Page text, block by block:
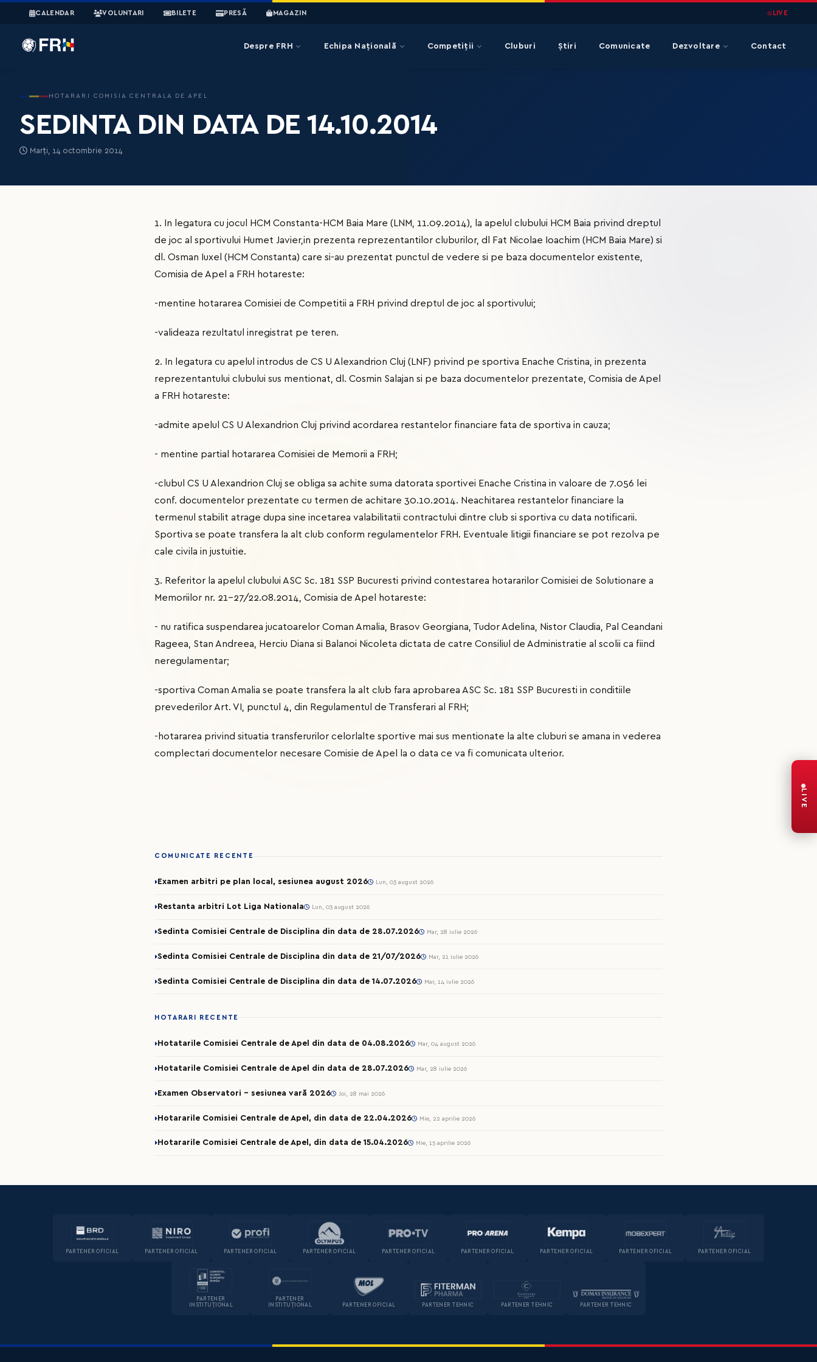
CALENDAR VOLUNTARI BILETE PRESĂ MAGAZIN LIVE
Despre FRH Echipa Națională Competiții Cluburi Știri Comunicate Dezvoltare Contact
HOTARARI COMISIA CENTRALA DE APEL
SEDINTA DIN DATA DE 14.10.2014
Marți, 14 octombrie 2014
1. In legatura cu jocul HCM Constanta-HCM Baia Mare (LNM, 11.09.2014), la apelul clubului HCM Baia privind dreptul
de joc al sportivului Humet Javier,in prezenta reprezentantilor cluburilor, dl Fat Nicolae Ioachim (HCM Baia Mare) si
dl. Osman Iuxel (HCM Constanta) care si-au prezentat punctul de vedere si pe baza documentelor existente,
Comisia de Apel a FRH hotareste:
-mentine hotararea Comisiei de Competitii a FRH privind dreptul de joc al sportivului;
-valideaza rezultatul inregistrat pe teren.
2. In legatura cu apelul introdus de CS U Alexandrion Cluj (LNF) privind pe sportiva Enache Cristina, in prezenta
reprezentantului clubului sus mentionat, dl. Cosmin Salajan si pe baza documentelor prezentate, Comisia de Apel
a FRH hotareste:
-admite apelul CS U Alexandrion Cluj privind acordarea restantelor financiare fata de sportiva in cauza;
- mentine partial hotararea Comisiei de Memorii a FRH;
-clubul CS U Alexandrion Cluj se obliga sa achite suma datorata sportivei Enache Cristina in valoare de 7.056 lei
conf. documentelor prezentate cu termen de achitare 30.10.2014. Neachitarea restantelor financiare la
termenul stabilit atrage dupa sine incetarea valabilitatii contractului dintre club si sportiva cu data notificarii.
Sportiva se poate transfera la alt club conform regulamentelor FRH. Eventuale litigii financiare se pot rezolva pe
cale civila in justuitie.
3. Referitor la apelul clubului ASC Sc. 181 SSP Bucuresti privind contestarea hotararilor Comisiei de Solutionare a
Memoriilor nr. 21-27/22.08.2014, Comisia de Apel hotareste:
- nu ratifica suspendarea jucatoarelor Coman Amalia, Brasov Georgiana, Tudor Adelina, Nistor Claudia, Pal Ceandani
Rageea, Stan Andreea, Herciu Diana si Balanoi Nicoleta dictata de catre Consiliul de Administratie al scolii ca fiind
neregulamentar;
-sportiva Coman Amalia se poate transfera la alt club fara aprobarea ASC Sc. 181 SSP Bucuresti in conditiile
prevederilor Art. VI, punctul 4, din Regulamentul de Transferari al FRH;
-hotararea privind situatia transferurilor celorlalte sportive mai sus mentionate la alte cluburi se amana in vederea
complectari documentelor necesare Comisie de Apel la o data ce va fi comunicata ulterior.
COMUNICATE RECENTE
Examen arbitri pe plan local, sesiunea august 2026 Lun, 03 august 2026
Restanta arbitri Lot Liga Nationala Lun, 03 august 2026
Sedinta Comisiei Centrale de Disciplina din data de 28.07.2026 Mar, 28 iulie 2026
Sedinta Comisiei Centrale de Disciplina din data de 21/07/2026 Mar, 21 iulie 2026
Sedinta Comisiei Centrale de Disciplina din data de 14.07.2026 Mar, 14 iulie 2026
HOTARARI RECENTE
Hotatarile Comisiei Centrale de Apel din data de 04.08.2026 Mar, 04 august 2026
Hotatarile Comisiei Centrale de Apel din data de 28.07.2026 Mar, 28 iulie 2026
Examen Observatori - sesiunea vară 2026 Joi, 28 mai 2026
Hotararile Comisiei Centrale de Apel, din data de 22.04.2026 Mie, 22 aprilie 2026
Hotararile Comisiei Centrale de Apel, din data de 15.04.2026 Mie, 15 aprilie 2026
PARTENER OFICIAL PARTENER OFICIAL PARTENER OFICIAL PARTENER OFICIAL PARTENER OFICIAL PARTENER OFICIAL PARTENER OFICIAL PARTENER OFICIAL PARTENER OFICIAL
PARTENER
INSTITUȚIONAL
PARTENER
INSTITUȚIONAL
PARTENER OFICIAL PARTENER TEHNIC PARTENER TEHNIC PARTENER TEHNIC
LIVE